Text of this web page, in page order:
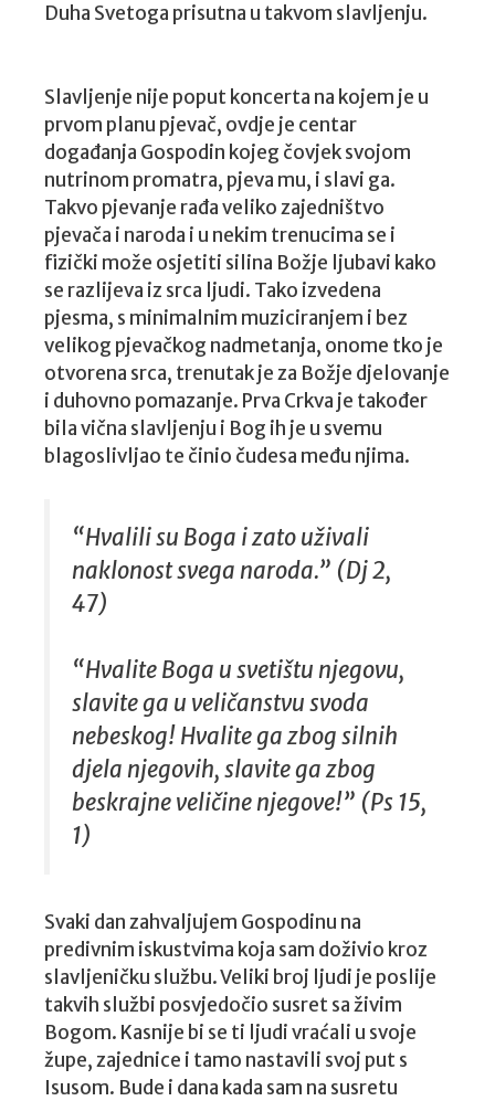
Duha Svetoga prisutna u takvom slavljenju.
Slavljenje nije poput koncerta na kojem je u
prvom planu pjevač, ovdje je centar
događanja Gospodin kojeg čovjek svojom
nutrinom promatra, pjeva mu, i slavi ga.
Takvo pjevanje rađa veliko zajedništvo
pjevača i naroda i u nekim trenucima se i
fizički može osjetiti silina Božje ljubavi kako
se razlijeva iz srca ljudi. Tako izvedena
pjesma, s minimalnim muziciranjem i bez
velikog pjevačkog nadmetanja, onome tko je
otvorena srca, trenutak je za Božje djelovanje
i duhovno pomazanje. Prva Crkva je također
bila vična slavljenju i Bog ih je u svemu
blagoslivljao te činio čudesa među njima.
“Hvalili su Boga i zato uživali
naklonost svega naroda.” (Dj 2,
47)
“Hvalite Boga u svetištu njegovu,
slavite ga u veličanstvu svoda
nebeskog! Hvalite ga zbog silnih
djela njegovih, slavite ga zbog
beskrajne veličine njegove!” (Ps 15,
1)
Svaki dan zahvaljujem Gospodinu na
predivnim iskustvima koja sam doživio kroz
slavljeničku službu. Veliki broj ljudi je poslije
takvih službi posvjedočio susret sa živim
Bogom. Kasnije bi se ti ljudi vraćali u svoje
župe, zajednice i tamo nastavili svoj put s
Isusom. Bude i dana kada sam na susretu